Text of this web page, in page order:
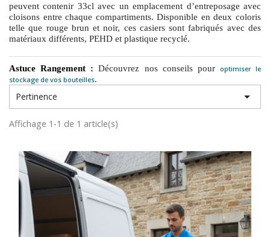
peuvent contenir 33cl avec un emplacement d’entreposage avec
cloisons entre chaque compartiments. Disponible en deux coloris
telle que rouge brun et noir, ces casiers sont fabriqués avec des
matériaux différents, PEHD et plastique recyclé.
Astuce Rangement : Découvrez nos conseils pour optimiser le
stockage de vos bouteilles.
Pertinence 
Affichage 1-1 de 1 article(s)